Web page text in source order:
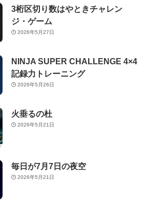
3桁区切り数はやときチャレン
ジ・ゲーム
2026年5月27日
NINJA SUPER CHALLENGE 4×4
記録力トレーニング
2026年5月26日
火垂るの杜
2026年5月21日
毎日が7月7日の夜空
2026年5月21日